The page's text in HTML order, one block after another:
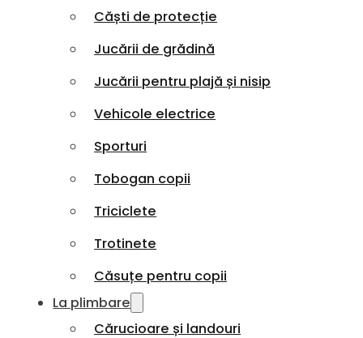
Căști de protecție
Jucării de grădină
Jucării pentru plajă și nisip
Vehicole electrice
Sporturi
Tobogan copii
Triciclete
Trotinete
Căsuțe pentru copii
La plimbare
Cărucioare și landouri